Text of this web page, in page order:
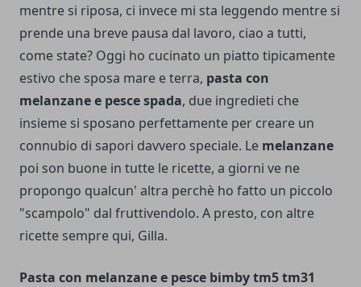
mentre si riposa, ci invece mi sta leggendo mentre si
prende una breve pausa dal lavoro, ciao a tutti,
come state? Oggi ho cucinato un piatto tipicamente
estivo che sposa mare e terra, pasta con
melanzane e pesce spada, due ingredieti che
insieme si sposano perfettamente per creare un
connubio di sapori davvero speciale. Le melanzane
poi son buone in tutte le ricette, a giorni ve ne
propongo qualcun' altra perchè ho fatto un piccolo
"scampolo" dal fruttivendolo. A presto, con altre
ricette sempre qui, Gilla.
Pasta con melanzane e pesce bimby tm5 tm31